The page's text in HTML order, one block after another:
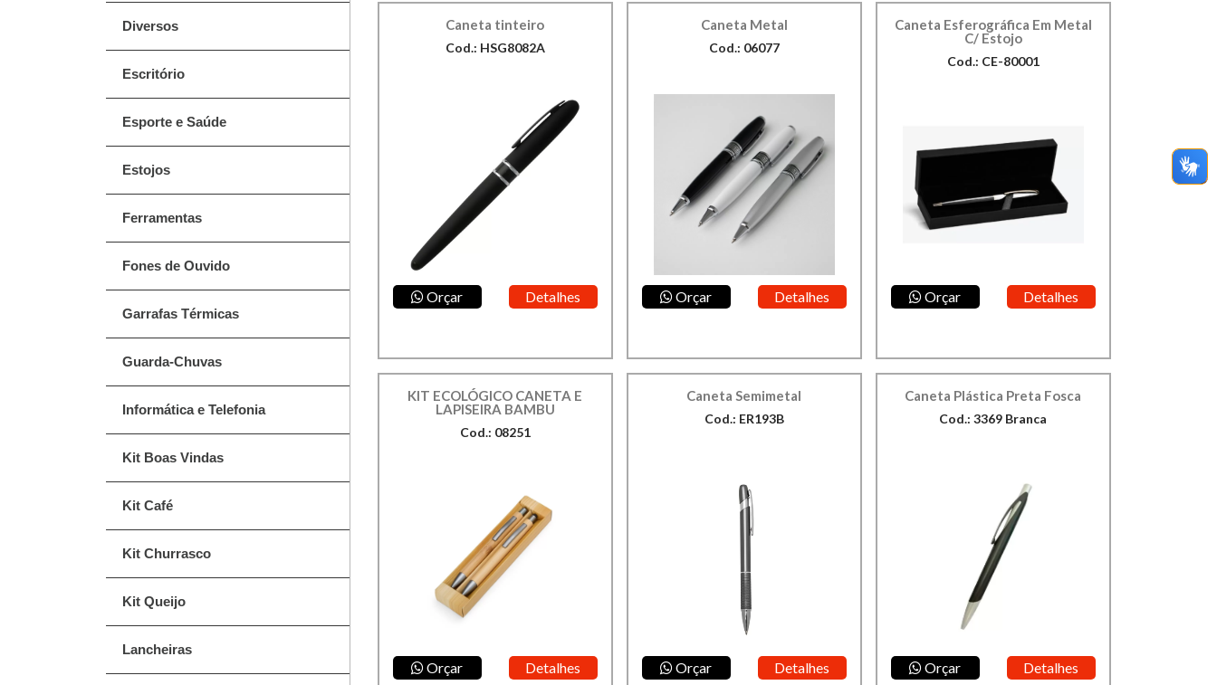
Diversos
Escritório
Esporte e Saúde
Estojos
Ferramentas
Fones de Ouvido
Garrafas Térmicas
Guarda-Chuvas
Informática e Telefonia
Kit Boas Vindas
Kit Café
Kit Churrasco
Kit Queijo
Lancheiras
Caneta tinteiro
Cod.: HSG8082A
Orçar Detalhes
Caneta Metal
Cod.: 06077
Orçar Detalhes
Caneta Esferográfica Em Metal
C/ Estojo
Cod.: CE-80001
Orçar Detalhes
KIT ECOLÓGICO CANETA E
LAPISEIRA BAMBU
Cod.: 08251
Orçar Detalhes
Caneta Semimetal
Cod.: ER193B
Orçar Detalhes
Caneta Plástica Preta Fosca
Cod.: 3369 Branca
Orçar Detalhes